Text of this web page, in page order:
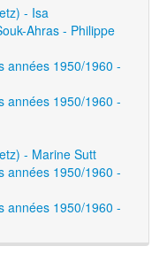
- Isa
Ahras - Philippe
années 1950/1960 -
années 1950/1960 -
- Marine Sutt
années 1950/1960 -
années 1950/1960 -